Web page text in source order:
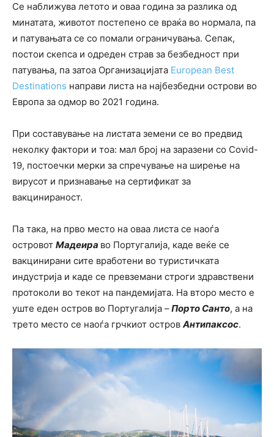
Се наближува летото и оваа година за разлика од
минатата, животот постепено се враќа во нормала, па
и патувањата се со помали ограничувања. Сепак,
постои скепса и одреден страв за безбедност при
патувања, па затоа Организацијата European Best
Destinations направи листа на најбезбедни острови во
Европа за одмор во 2021 година.
При составување на листата земени се во предвид
неколку фактори и тоа: мал број на заразени со Covid-
19, постоечки мерки за спречување на ширење на
вирусот и признавање на сертификат за
вакцинираност.
Па така, на прво место на оваа листа се наоѓа
островот Мадеира во Португалија, каде веќе се
вакцинирани сите вработени во туристичката
индустрија и каде се превземани строги здравствени
протоколи во текот на пандемијата. На второ место е
уште еден остров во Португалија –Порто Санто, а на
трето место се наоѓа грчкиот остров Антипаксос.